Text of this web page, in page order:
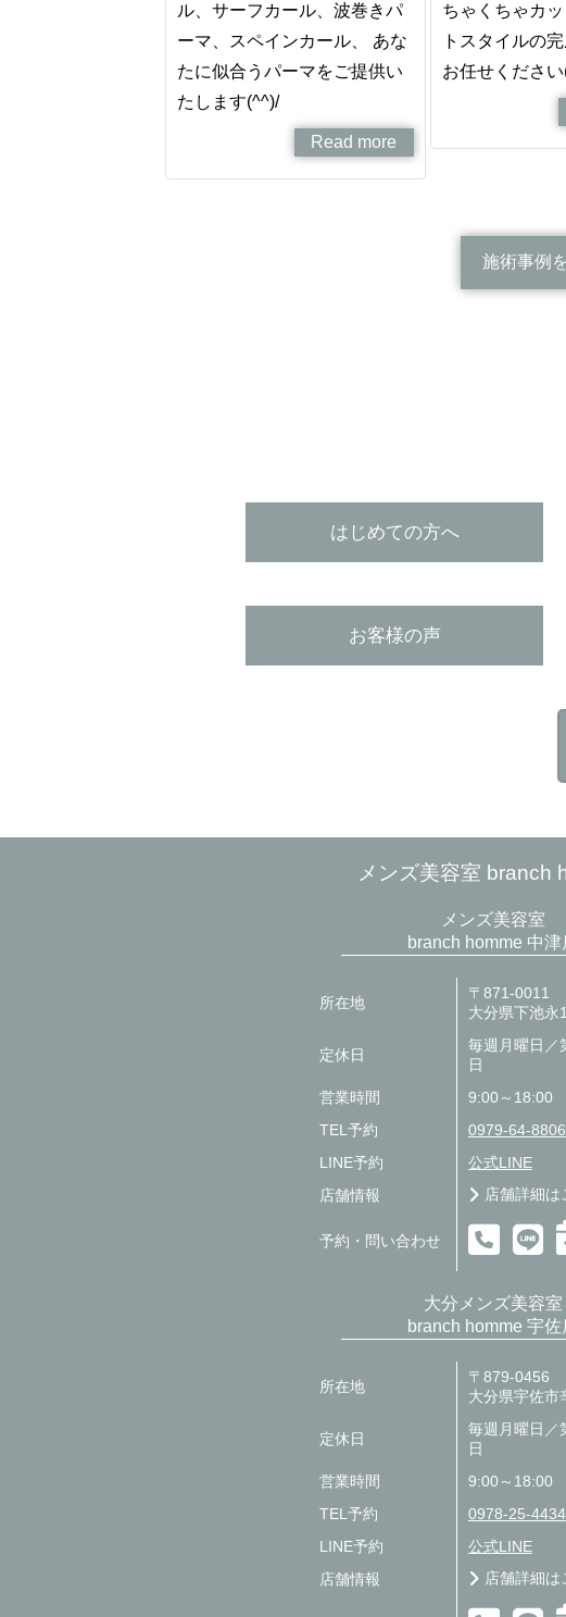
ル、サーフカール、波巻きパ
ーマ、スペインカール、 あな
たに似合うパーマをご提供い
たします(^^)/
Read more
ちゃくちゃカ
トスタイルの
お任せくださ
施術事例
はじめての方へ
お客様の声
メンズ美容室 branch
メンズ美容室
branch homme 中津
所在地
〒871-0011
大分県下池永
定休日
毎週月曜日／
日
営業時間
9:00～18:00
TEL予約
0979-64-8806
LINE予約
公式LINE
店舗情報
店舗詳細は
予約・問い合わせ
大分メンズ美容室
branch homme 宇佐
所在地
〒879-0456
大分県宇佐市
定休日
毎週月曜日／
日
営業時間
9:00～18:00
TEL予約
0978-25-4434
LINE予約
公式LINE
店舗情報
店舗詳細は